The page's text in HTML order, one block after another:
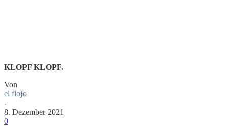
KLOPF KLOPF.
Von
el flojo
-
8. Dezember 2021
0